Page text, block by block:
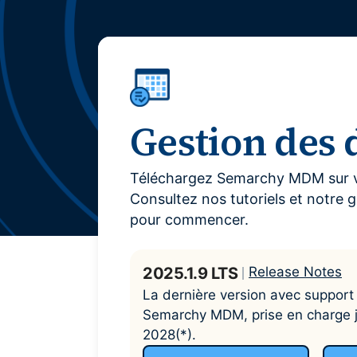
en
Optimiser les données de fusions-acquisitions et
Votre source incontournable pour les actualités
Case Studies
Découvrez comment vos pairs transforment les
données en avantage concurrentiel
Vidéos
Découvrez la gestion de données moderne en action
Gestion des
Téléchargez Semarchy MDM sur
Consultez nos tutoriels et notre
pour commencer.
2025.1.9 LTS
Release Notes
La dernière version avec
Semarchy MDM, prise en charge
2028(*).